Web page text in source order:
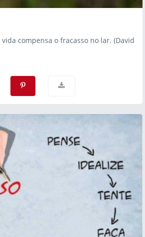
compensa o fracasso no lar. (David